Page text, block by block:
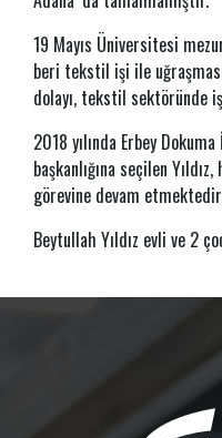
19 Mayıs Üniversitesi
beri tekstil işi ile
dolayı, tekstil sektöründe
2018 yılında Erbey
başkanlığına seçilen
görevine devam
Beytullah Yıldız evli ve 2